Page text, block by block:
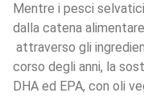
Mentre i pesci
dalla catena
attraverso gli
corso degli anni, la
DHA ed EPA, con oli